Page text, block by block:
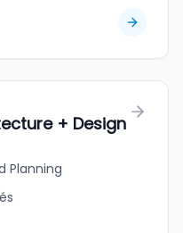
+ Design
Planning